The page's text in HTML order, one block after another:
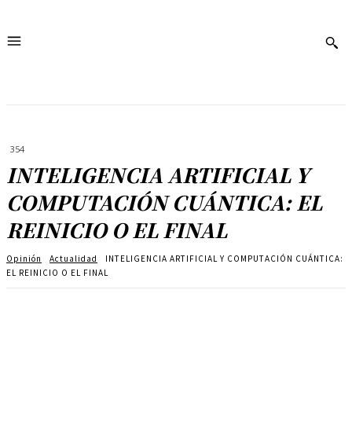
354
INTELIGENCIA ARTIFICIAL Y
COMPUTACIÓN CUÁNTICA: EL
REINICIO O EL FINAL
Opinión Actualidad
INTELIGENCIA ARTIFICIAL Y COMPUTACIÓN CUÁNTICA:
EL REINICIO O EL FINAL